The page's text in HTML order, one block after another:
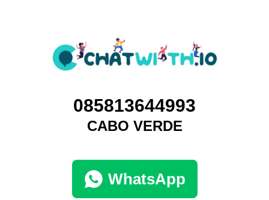
085813644993
CABO VERDE
WhatsApp